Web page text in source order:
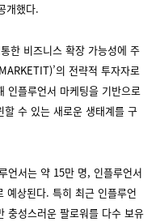
개했다.
한 비즈니스 확장 가능성에 주
의 전략적 투자자로
인플루언서 마케팅을 기반으로
할 수 있는 새로운 생태계를 구
언서는 약 15만 명, 인플루언서
예상된다. 특히 최근 인플루언
충성스러운 팔로워를 다수 보유